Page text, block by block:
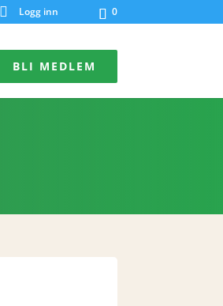
Logg inn 0
BLI MEDLEM